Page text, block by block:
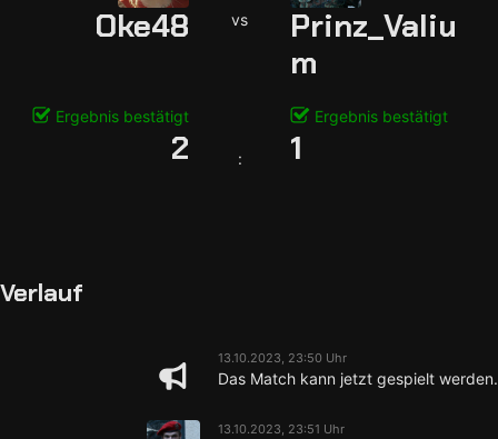
Oke48 vs
Prinz_Valiu
m
Ergebnis bestätigt Ergebnis bestätigt
2 : 1
Verlauf
13.10.2023, 23:50 Uhr
Das Match kann jetzt gespielt werden.
13.10.2023, 23:51 Uhr